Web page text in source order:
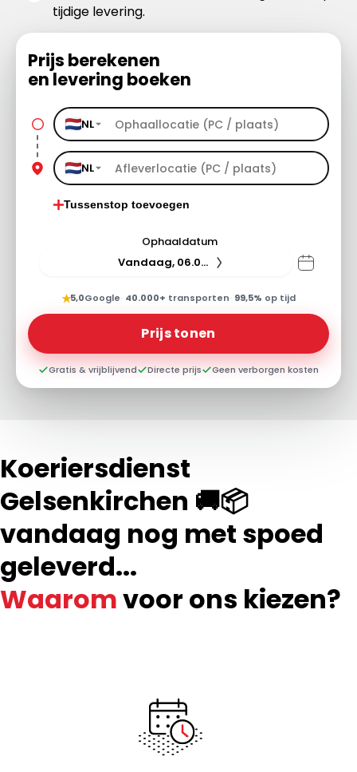
tijdige levering.
Prijs berekenen
en levering boeken
NL
NL
Tussenstop toevoegen
Ophaaldatum
Vandaag, 06.08.26
★5,0Google· 40.000+ transporten· 99,5% op tijd
Prijs tonen
Gratis & vrijblijvend Directe prijs Geen verborgen kosten
Koeriersdienst
Gelsenkirchen 🚚📦
vandaag nog met spoed
geleverd...
Waaromvoor ons kiezen?